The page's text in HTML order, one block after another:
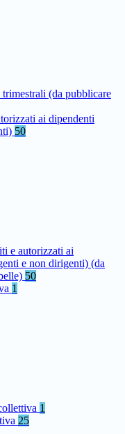
trimestrali (da pubblicare
ai dipendenti
50
e autorizzati ai
e non dirigenti) (da
50
1
1
25